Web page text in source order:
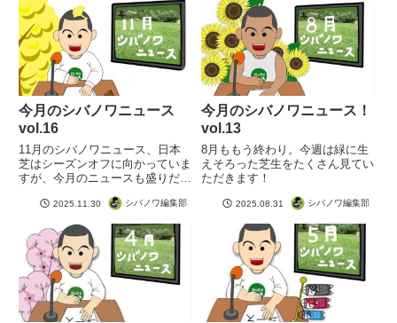
今月のシバノワニュース
vol.16
11月のシバノワニュース、日本
芝はシーズンオフに向かっていま
すが、今月のニュースも盛りだく
ら秋を感じてくださいね。
2025.11.30 シバノワ編集部
今月のシバノワニュース！
vol.13
8月ももう終わり。今週は緑に生
えそろった芝生をたくさん見てい
ただきます！
2025.08.31 シバノワ編集部